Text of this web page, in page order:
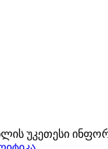
უკეთესი